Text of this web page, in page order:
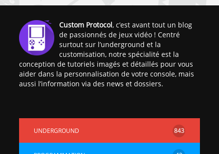
Custom Protocol, c’est avant tout un blog
de passionnés de jeux vidéo ! Centré
surtout sur l’underground et la
customisation, notre spécialité est la
conception de tutoriels imagés et détaillés pour vous
aider dans la personnalisation de votre console, mais
aussi l’information via des news et dossiers.
UNDERGROUND 843